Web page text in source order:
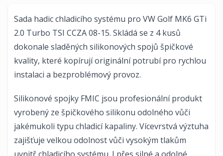
Sada hadic chladicího systému pro VW Golf MK6 GTi
2.0 Turbo TSI CCZA 08-15. Skládá se z 4 kusů
dokonale sladěných silikonových spojů špičkové
kvality, které kopírují originální potrubí pro rychlou
instalaci a bezproblémový provoz.
Silikonové spojky FMIC jsou profesionální produkt
vyrobený ze špičkového silikonu odolného vůči
jakémukoli typu chladicí kapaliny. Vícevrstvá výztuha
zajišťuje velkou odolnost vůči vysokým tlakům